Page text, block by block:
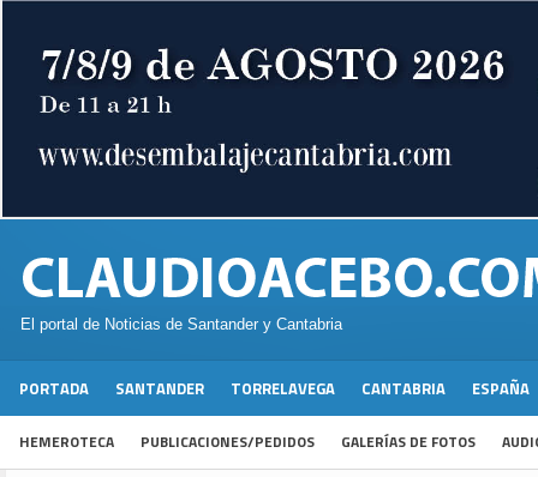
El portal de Noticias de Santander y Cantabria
PORTADA SANTANDER TORRELAVEGA CANTABRIA ESPAÑA
HEMEROTECA PUBLICACIONES/PEDIDOS GALERÍAS DE FOTOS